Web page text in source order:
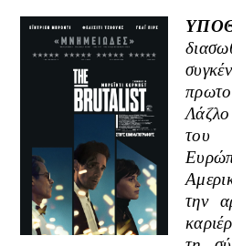
του
την